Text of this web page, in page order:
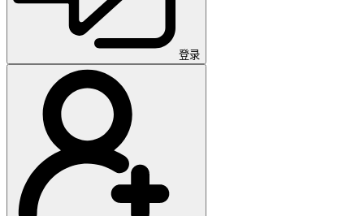
登录